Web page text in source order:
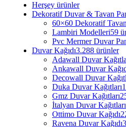
Herşey ürünler
Dekoratif Duvar & Tavan
60×60 Dekoratif
Lambiri Modelleri59
Pvc Mermer Duvar
Duvar Kağıdı3.288 ürünler
Adawall Duvar
Ankawall Duvar
Decowall Duvar
Duka Duvar Kağıtları
Gmz Duvar Kağıtları
İtalyan Duvar Kağıtları
Ottimo Duvar Kağıdı
Ravena Duvar Kağıdı